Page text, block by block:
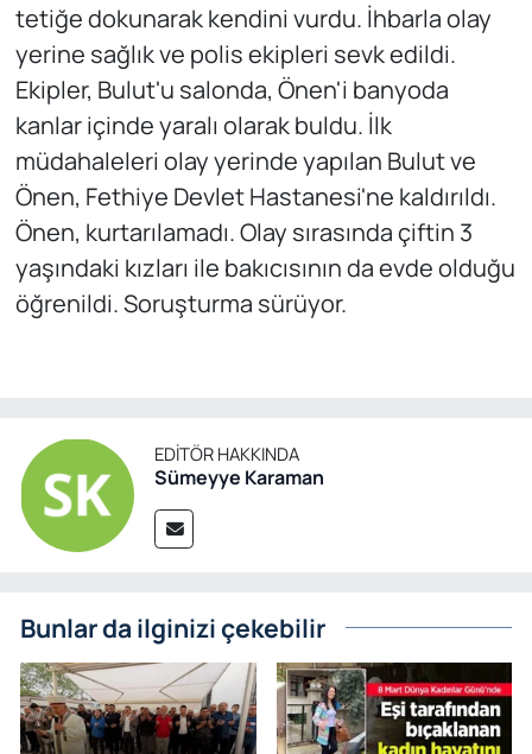
tetiğe dokunarak kendini vurdu. İhbarla olay
yerine sağlık ve polis ekipleri sevk edildi.
Ekipler, Bulut'u salonda, Önen'i banyoda
kanlar içinde yaralı olarak buldu. İlk
müdahaleleri olay yerinde yapılan Bulut ve
Önen, Fethiye Devlet Hastanesi'ne kaldırıldı.
Önen, kurtarılamadı. Olay sırasında çiftin 3
yaşındaki kızları ile bakıcısının da evde olduğu
öğrenildi. Soruşturma sürüyor.
EDITÖR HAKKINDA
Sümeyye Karaman
Bunlar da ilginizi çekebilir